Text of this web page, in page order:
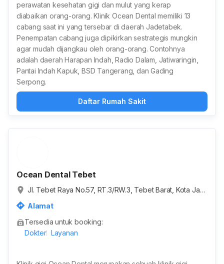
perawatan kesehatan gigi dan mulut yang kerap
diabaikan orang-orang. Klinik Ocean Dental memiliki 13
cabang saat ini yang tersebar di daerah Jadetabek.
Penempatan cabang juga dipikirkan sestrategis mungkin
agar mudah dijangkau oleh orang-orang. Contohnya
adalah daerah Harapan Indah, Radio Dalam, Jatiwaringin,
Pantai Indah Kapuk, BSD Tangerang, dan Gading
Serpong.
Daftar Rumah Sakit
Ocean Dental Tebet
Jl. Tebet Raya No.57, RT.3/RW.3, Tebet Barat, Kota Jaka
Alamat
Tersedia untuk booking:
Dokter Layanan